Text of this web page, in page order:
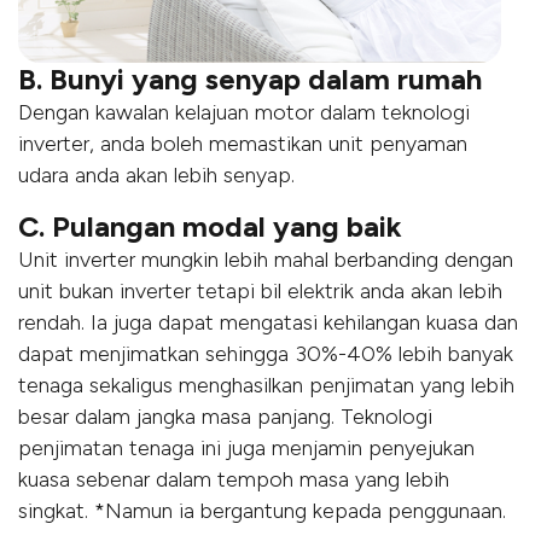
B. Bunyi yang senyap dalam rumah
Dengan kawalan kelajuan motor dalam teknologi
inverter, anda boleh memastikan unit penyaman
udara anda akan lebih senyap.
C. Pulangan modal yang baik
Unit inverter mungkin lebih mahal berbanding dengan
unit bukan inverter tetapi bil elektrik anda akan lebih
rendah. Ia juga dapat mengatasi kehilangan kuasa dan
dapat menjimatkan sehingga 30%-40% lebih banyak
tenaga sekaligus menghasilkan penjimatan yang lebih
besar dalam jangka masa panjang. Teknologi
penjimatan tenaga ini juga menjamin penyejukan
kuasa sebenar dalam tempoh masa yang lebih
singkat. *Namun ia bergantung kepada penggunaan.